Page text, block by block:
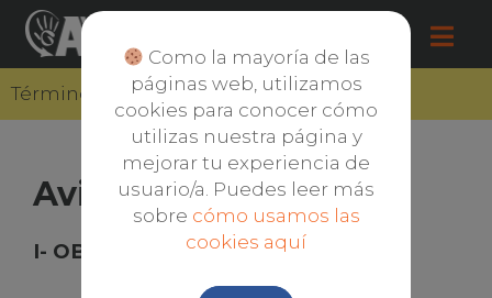
Términos del servicio
Aviso Legal
I- OBJETO
Como la mayoría de las
páginas web, utilizamos
cookies para conocer cómo
utilizas nuestra página y
mejorar tu experiencia de
usuario/a. Puedes leer más
sobre cómo usamos las
cookies aquí